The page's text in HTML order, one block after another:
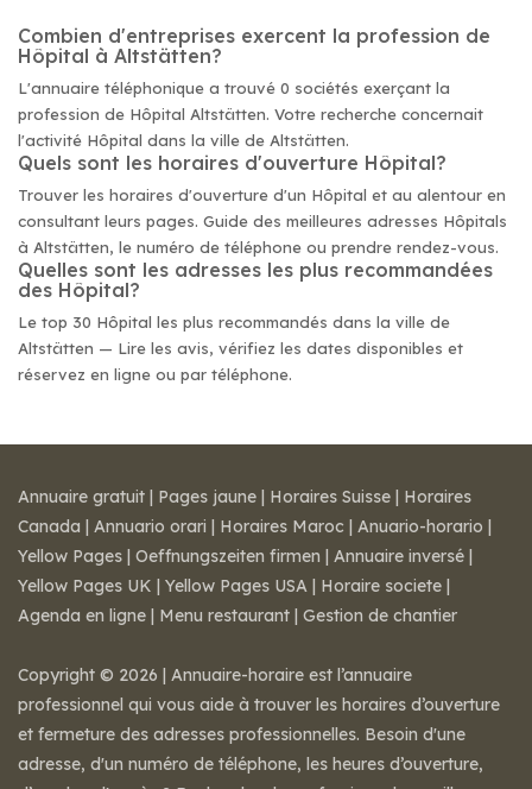
Combien d'entreprises exercent la profession de
Hôpital à Altstätten?
L'annuaire téléphonique a trouvé 0 sociétés exerçant la
profession de Hôpital Altstätten. Votre recherche concernait
l'activité Hôpital dans la ville de Altstätten.
Quels sont les horaires d'ouverture Hôpital?
Trouver les horaires d'ouverture d'un Hôpital et au alentour en
consultant leurs pages. Guide des meilleures adresses Hôpitals
à Altstätten, le numéro de téléphone ou prendre rendez-vous.
Quelles sont les adresses les plus recommandées
des Hôpital?
Le top 30 Hôpital les plus recommandés dans la ville de
Altstätten — Lire les avis, vérifiez les dates disponibles et
réservez en ligne ou par téléphone.
Annuaire gratuit | Pages jaune | Horaires Suisse | Horaires
Canada | Annuario orari | Horaires Maroc | Anuario-horario |
Yellow Pages | Oeffnungszeiten firmen | Annuaire inversé |
Yellow Pages UK | Yellow Pages USA | Horaire societe |
Agenda en ligne | Menu restaurant | Gestion de chantier
Copyright © 2026 | Annuaire-horaire est l’annuaire
professionnel qui vous aide à trouver les horaires d’ouverture
et fermeture des adresses professionnelles. Besoin d'une
adresse, d'un numéro de téléphone, les heures d’ouverture,